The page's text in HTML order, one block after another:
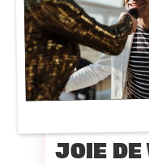
JOIE DE